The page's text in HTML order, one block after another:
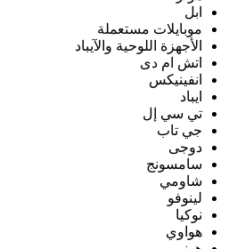
ابل
موبايلات مستعملة
الأجهزة اللوحية والآيباد
اتش ام دى
انفينيكس
ايباد
تي سي إل
جي تاب
دوجى
سامسونج
شاومي
لينوفو
نوكيا
هواوي